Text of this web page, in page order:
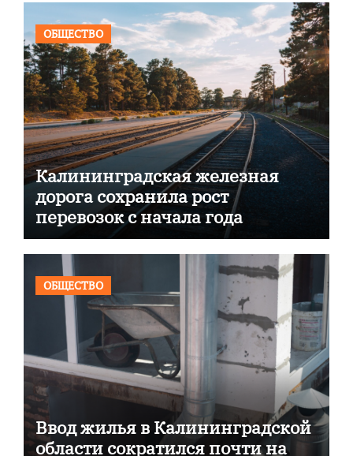
ОБЩЕСТВО
Калининградская железная
дорога сохранила рост
перевозок с начала года
ОБЩЕСТВО
Ввод жилья в Калининградской
области сократился почти на